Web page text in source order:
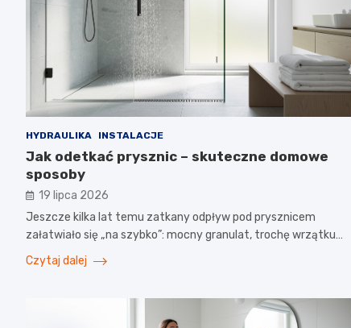
HYDRAULIKA INSTALACJE
Jak odetkać prysznic – skuteczne domowe
sposoby
19 lipca 2026
Jeszcze kilka lat temu zatkany odpływ pod prysznicem
załatwiało się „na szybko”: mocny granulat, trochę wrzątku…
Czytaj dalej